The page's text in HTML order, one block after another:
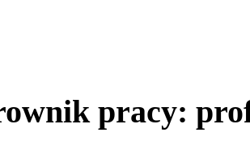
pracy: